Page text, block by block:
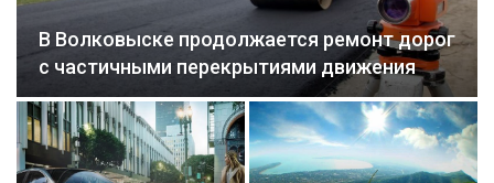
В Волковыске продолжается ремонт дорог
с частичными перекрытиями движения